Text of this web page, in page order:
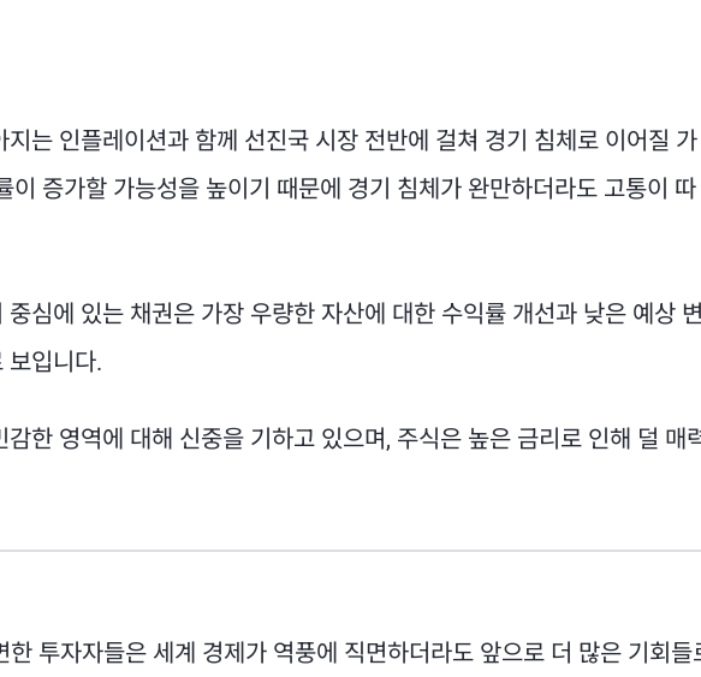
는 인플레이션과 함께 선진국 시장 전반에 걸쳐 경기 침체로 이어질 가
이 증가할 가능성을 높이기 때문에 경기 침체가 완만하더라도 고통이 따
심에 있는 채권은 가장 우량한 자산에 대한 수익률 개선과 낮은 예상 변
보입니다.
한 영역에 대해 신중을 기하고 있으며, 주식은 높은 금리로 인해 덜 매
투자자들은 세계 경제가 역풍에 직면하더라도 앞으로 더 많은 기회들